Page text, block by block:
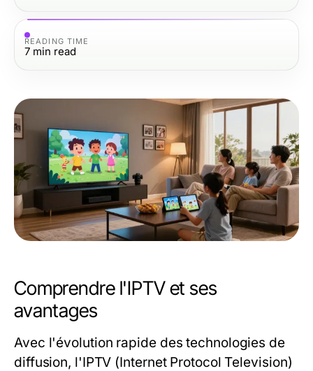
READING TIME
7 min read
Comprendre l'IPTV et ses
avantages
Avec l'évolution rapide des technologies de
diffusion, l'IPTV (Internet Protocol Television)